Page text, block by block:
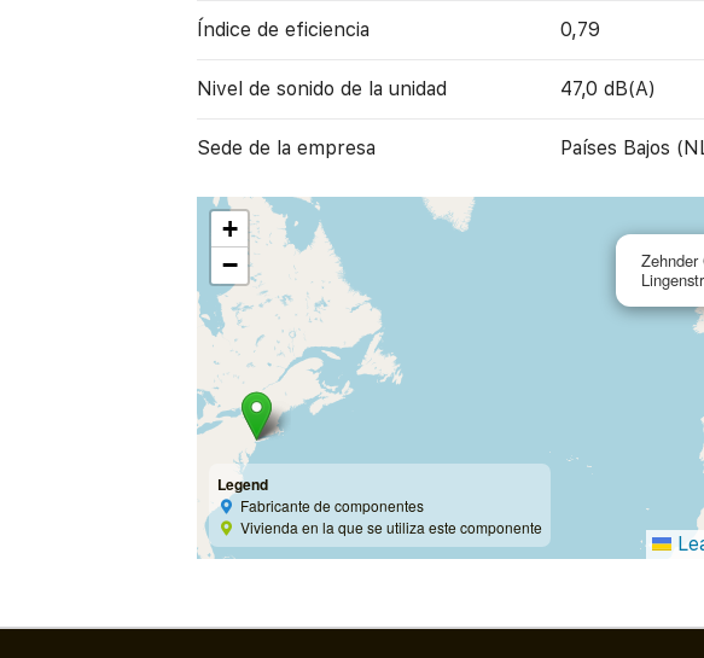
Índice de eficiencia 0,79
Nivel de sonido de la unidad 47,0 dB(A)
Sede de la empresa Países Bajos
Zehnder
+
−
Legend
Fabricante de componentes
Vivienda en la que se utiliza este componente